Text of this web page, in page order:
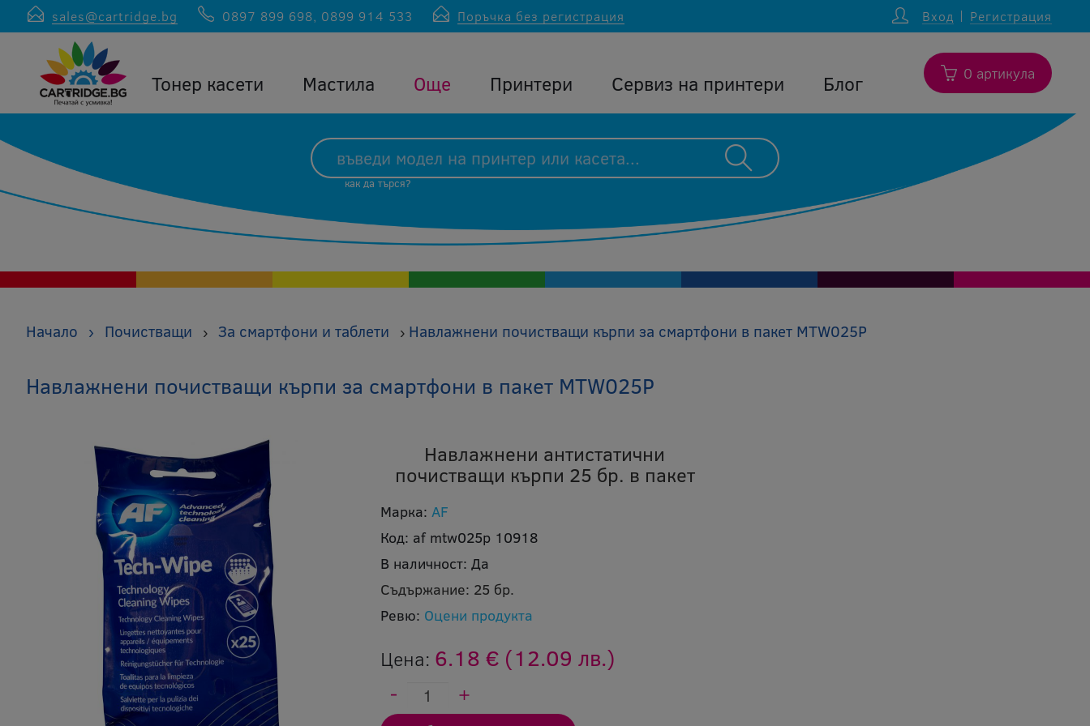
sales@cartridge.bg 0897 899 698, 0899 914 533 Поръчка без регистрация Вход Регистрация
Тонер касети Мастила Още Принтери Сервиз на принтери Блог 0 артикула
как да търся?
Начало › Почистващи › За смартфони и таблети › Навлажнени почистващи кърпи за смартфони в пакет MTW025P
Навлажнени почистващи кърпи за смартфони в пакет MTW025P
Навлажнени антистатични
почистващи кърпи 25 бр. в пакет
Марка: AF
Код: af mtw025p 10918
В наличност: Да
Съдържание: 25 бр.
Ревю: Оцени продукта
Цена: 6.18 € (12.09 лв.)